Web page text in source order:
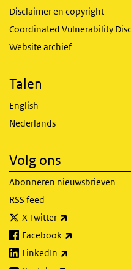
Disclaimer en copyright
Coordinated Vulnerability
Website archief
Talen
English
Nederlands
Volg ons
Abonneren nieuwsbrieven
RSS feed
X Twitter
Facebook
LinkedIn